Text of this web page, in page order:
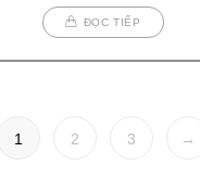
ĐỌC TIẾP
1 2 3 →